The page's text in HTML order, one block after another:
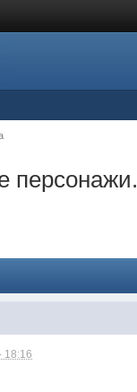
персонажи.
18:16